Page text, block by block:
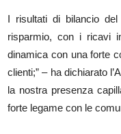
I risultati di bilancio
risparmio, con i ricavi
dinamica con una forte
clienti;” – ha dichiarato
la nostra presenza
forte legame con le